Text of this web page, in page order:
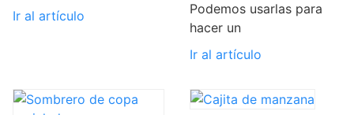
Ir al artículo
Podemos usarlas para
hacer un
Ir al artículo